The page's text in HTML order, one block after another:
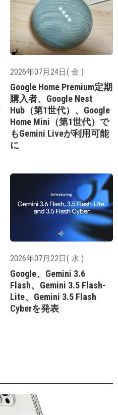
2026年07月24日( 金 )
Google Home Premium定期
購入者、Google Nest
Hub（第1世代）、Google
Home Mini（第1世代）で
もGemini Liveが利用可能
に
2026年07月22日( 水 )
Google、Gemini 3.6
Flash、Gemini 3.5 Flash-
Lite、Gemini 3.5 Flash
Cyberを発表